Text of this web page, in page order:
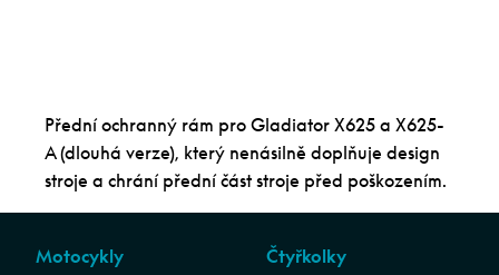
Přední ochranný rám pro Gladiator X625 a X625-
A (dlouhá verze), který nenásilně doplňuje design
stroje a chrání přední část stroje před poškozením.
Motocykly
Čtyřkolky